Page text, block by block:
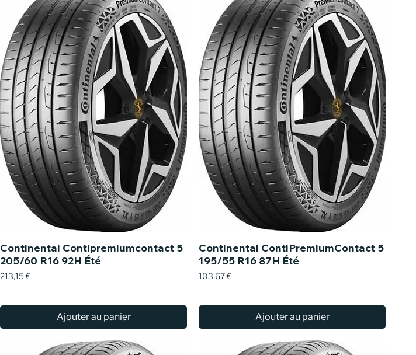
Continental Contipremiumcontact 5
205/60 R16 92H Été
Prix
213,15 €
Ajouter au panier
Continental ContiPremiumContact 5
195/55 R16 87H Été
Prix
103,67 €
Ajouter au panier